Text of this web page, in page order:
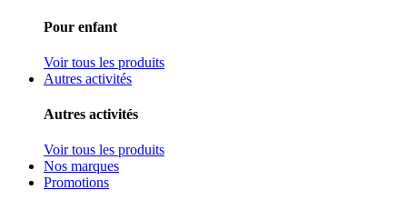
Pour enfant
Voir tous les produits
Autres activités
Autres activités
Voir tous les produits
Nos marques
Promotions